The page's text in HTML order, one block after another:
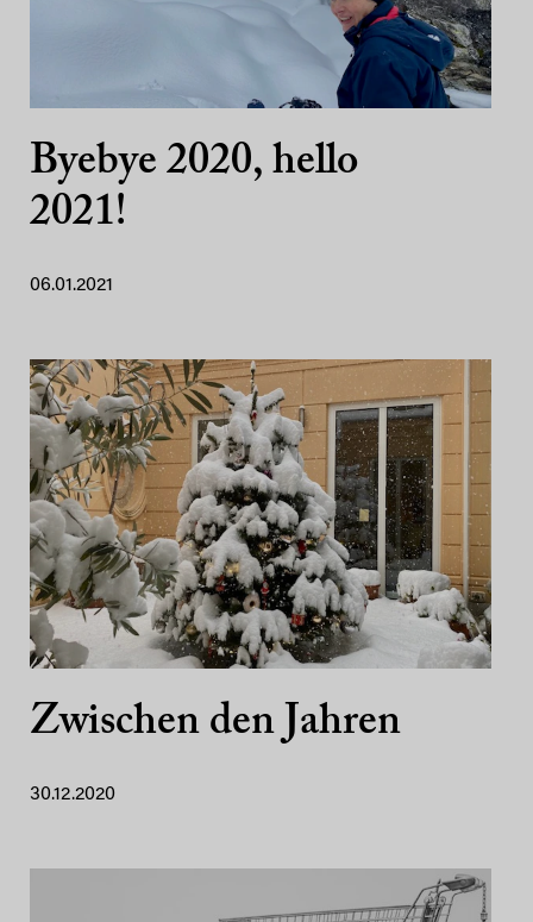
Byebye 2020, hello
2021!
06.01.2021
Zwischen den Jahren
30.12.2020